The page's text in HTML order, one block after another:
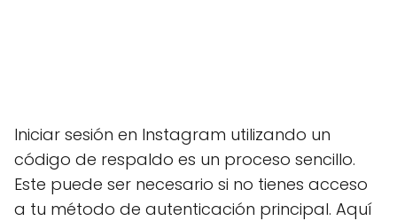
Iniciar sesión en Instagram utilizando un
código de respaldo es un proceso sencillo.
Este puede ser necesario si no tienes acceso
a tu método de autenticación principal. Aquí